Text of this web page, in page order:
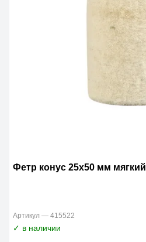
Фетр конус 25х50 мм мягкий
Артикул — 415522
✓ в наличии